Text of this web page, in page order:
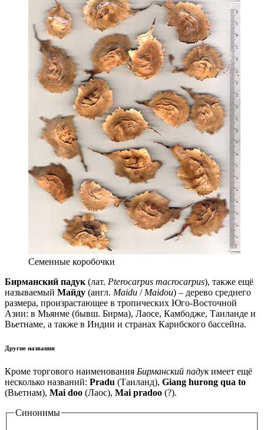
Семенные коробочки
Бирманский падук (лат. Pterocarpus macrocarpus), также ещё
называемый Майду (англ. Maidu / Maidou) – дерево среднего
размера, произрастающее в тропических Юго-Восточной
Азии: в Мьянме (бывш. Бирма), Лаосе, Камбодже, Таиланде и
Вьетнаме, а также в Индии и странах Карибского бассейна.
Другие названия
Кроме торгового наименования Бирманский падукимеет ещё
несколько названий: Pradu (Таиланд), Giang hurong qua to
(Вьетнам), Mai doo (Лаос), Mai pradoo (?).
Синонимы